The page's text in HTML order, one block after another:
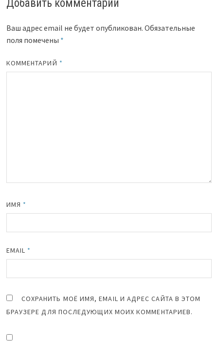
Добавить комментарий
Ваш адрес email не будет опубликован. Обязательные
поля помечены *
КОММЕНТАРИЙ *
ИМЯ *
EMAIL *
СОХРАНИТЬ МОЁ ИМЯ, EMAIL И АДРЕС САЙТА В ЭТОМ
БРАУЗЕРЕ ДЛЯ ПОСЛЕДУЮЩИХ МОИХ КОММЕНТАРИЕВ.